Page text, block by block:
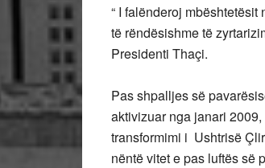
“ I falënderoj
të rëndësishme të
Presidenti Thaçi.
Pas shpalljes së
aktivizuar nga janari
transformimi i Ushtrisë
nëntë vitet e pas luftës së